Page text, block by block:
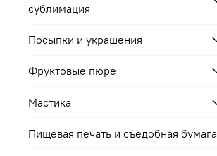
сублимация
Посыпки и украшения
Фруктовые пюре
Мастика
Пищевая печать и съедобная бумага